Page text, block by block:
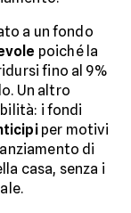
a un fondo
poiché la
fino al 9%
Un altro
i fondi
per motivi
di
casa, senza i